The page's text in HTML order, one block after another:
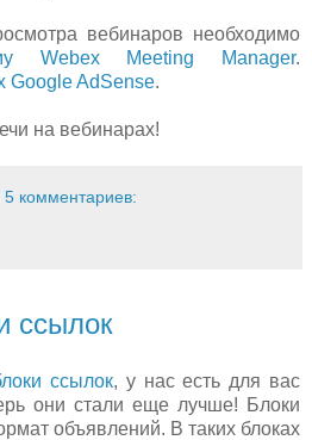
вебинаров необходимо
Webex Meeting Manager.
Google AdSense.
на вебинарах!
5 комментариев:
ссылок
ссылок, у нас есть для вас
они стали еще лучше! Блоки
объявлений. В таких блоках